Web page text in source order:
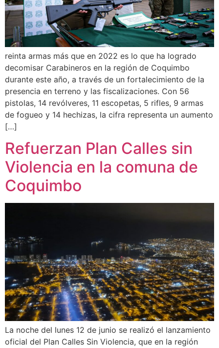
reinta armas más que en 2022 es lo que ha logrado
decomisar Carabineros en la región de Coquimbo
durante este año, a través de un fortalecimiento de la
presencia en terreno y las fiscalizaciones. Con 56
pistolas, 14 revólveres, 11 escopetas, 5 rifles, 9 armas
de fogueo y 14 hechizas, la cifra representa un aumento
[…]
Refuerzan Plan Calles sin
Violencia en la comuna de
Coquimbo
La noche del lunes 12 de junio se realizó el lanzamiento
oficial del Plan Calles Sin Violencia, que en la región